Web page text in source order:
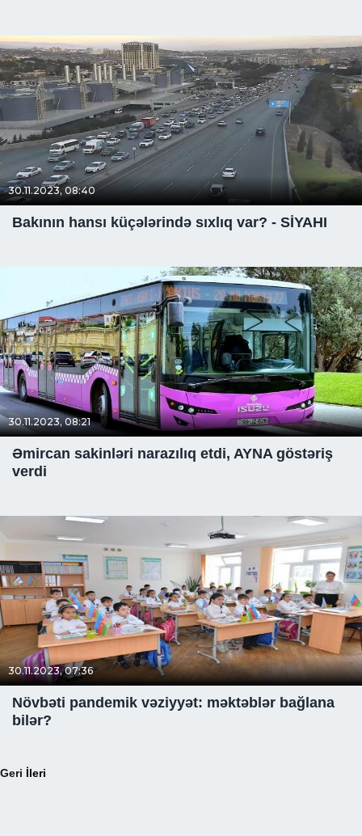
30.11.2023, 08:40
Bakının hansı küçələrində sıxlıq var? - SİYAHI
30.11.2023, 08:21
Əmircan sakinləri narazılıq etdi, AYNA göstəriş
verdi
30.11.2023, 07:36
Növbəti pandemik vəziyyət: məktəblər bağlana
bilər?
Geri İleri